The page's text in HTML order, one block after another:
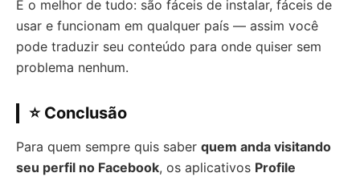
E o melhor de tudo: são fáceis de instalar, fáceis de
usar e funcionam em qualquer país — assim você
pode traduzir seu conteúdo para onde quiser sem
problema nenhum.
⭐ Conclusão
Para quem sempre quis saber quem anda visitando
seu perfil no Facebook, os aplicativos Profile